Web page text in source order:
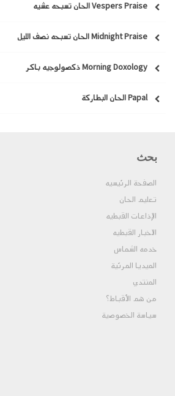
Vespers Praise الحان تسبحه عشيه
Midnight Praise الحان تسبحه نصف الليل
Morning Doxology ذكصولوجيه باكر
Papal الحان البطاركة
بحث
الصفحة الرئيسيه
تعليم الحان
الإذاعات القبطيه
الاخبار القبطيه
خدمه الشماس
الميديا المرئية
المنتدي
من هم الأقباط؟‎
سياسة الخصوصية